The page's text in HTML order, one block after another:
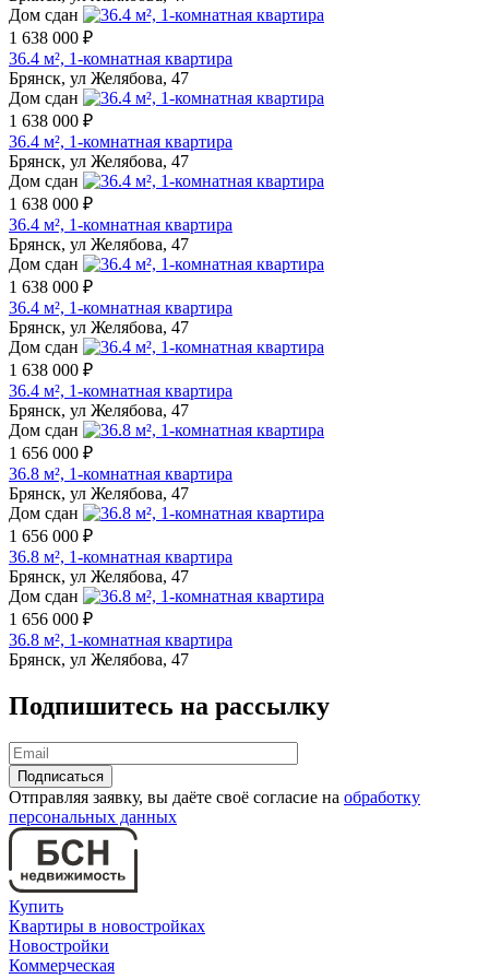
Дом сдан
1 638 000 ₽
36.4 м², 1-комнатная квартира
Брянск, ул Желябова, 47
Дом сдан
1 638 000 ₽
36.4 м², 1-комнатная квартира
Брянск, ул Желябова, 47
Дом сдан
1 638 000 ₽
36.4 м², 1-комнатная квартира
Брянск, ул Желябова, 47
Дом сдан
1 638 000 ₽
36.4 м², 1-комнатная квартира
Брянск, ул Желябова, 47
Дом сдан
1 638 000 ₽
36.4 м², 1-комнатная квартира
Брянск, ул Желябова, 47
Дом сдан
1 656 000 ₽
36.8 м², 1-комнатная квартира
Брянск, ул Желябова, 47
Дом сдан
1 656 000 ₽
36.8 м², 1-комнатная квартира
Брянск, ул Желябова, 47
Дом сдан
1 656 000 ₽
36.8 м², 1-комнатная квартира
Брянск, ул Желябова, 47
Подпишитесь на рассылку
Отправляя заявку, вы даёте своё согласие на обработку
персональных данных
Купить
Квартиры в новостройках
Новостройки
Коммерческая